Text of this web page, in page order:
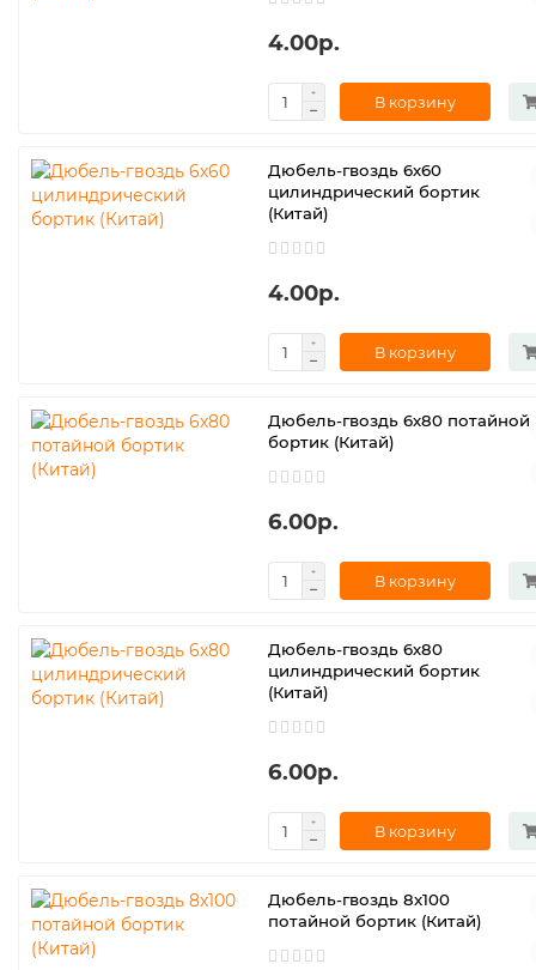
4.00р.
В корзину
Дюбель-гвоздь 6х60
цилиндрический бортик
(Китай)
4.00р.
В корзину
Дюбель-гвоздь 6х80 потайной
бортик (Китай)
6.00р.
В корзину
Дюбель-гвоздь 6х80
цилиндрический бортик
(Китай)
6.00р.
В корзину
Дюбель-гвоздь 8х100
потайной бортик (Китай)